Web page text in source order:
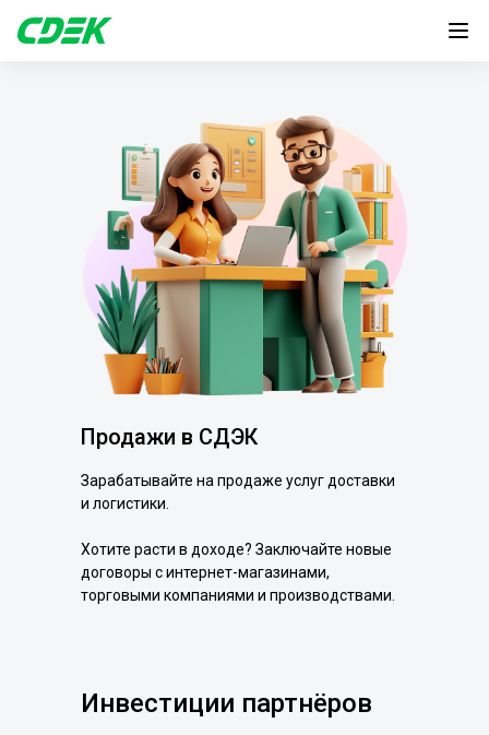
Зарабатывайте на продаже услуг доставки
и логистики.
Хотите расти в доходе? Заключайте новые
договоры с интернет-магазинами,
торговыми компаниями и производствами.
Продажи в СДЭК
Инвестиции партнёров